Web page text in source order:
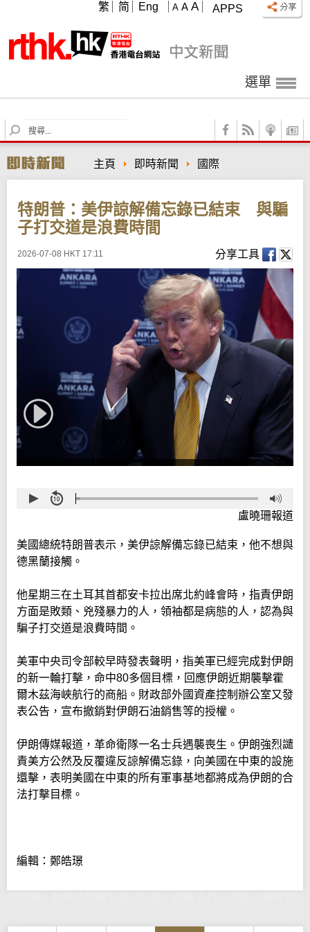
APPS
A A A
繁 简 Eng
選單
S
e
r
c
主頁 即時新聞 國際
特朗普：美伊諒解備忘錄已結束 與騙
子打交道是浪費時間
2026-07-08 HKT 17:11 分享工具
盧曉珊報道
美國總統特朗普表示，美伊諒解備忘錄已結束，他不想與
德黑蘭接觸。
他星期三在土耳其首都安卡拉出席北約峰會時，指責伊朗
方面是敗類、兇殘暴力的人，領袖都是病態的人，認為與
騙子打交道是浪費時間。
美軍中央司令部較早時發表聲明，指美軍已經完成對伊朗
的新一輪打擊，命中80多個目標，回應伊朗近期襲擊霍
爾木茲海峽航行的商船。財政部外國資產控制辦公室又發
表公告，宣布撤銷對伊朗石油銷售等的授權。
伊朗傳媒報道，革命衛隊一名士兵遇襲喪生。伊朗強烈譴
責美方公然及反覆違反諒解備忘錄，向美國在中東的設施
還擊，表明美國在中東的所有軍事基地都將成為伊朗的合
法打擊目標。
編輯：鄭皓璟